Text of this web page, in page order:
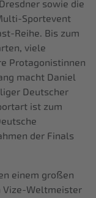
sowie die
Sportevent
Reihe. Bis zum
viele
Protagonistinnen
macht Daniel
Deutscher
ist zum
der Finals
einem großen
Vize-Weltmeister